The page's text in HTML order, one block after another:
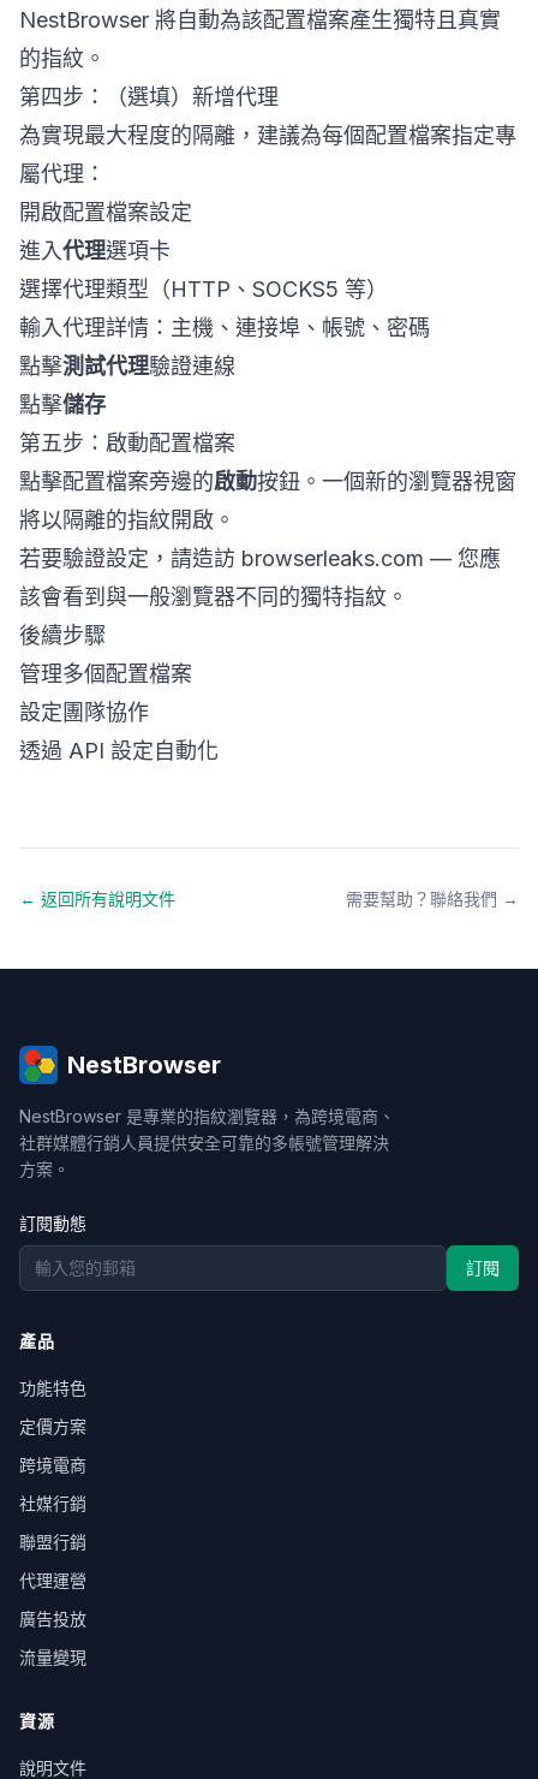
NestBrowser 將自動為該配置檔案產生獨特且真實
的指紋。
第四步：（選填）新增代理
為實現最大程度的隔離，建議為每個配置檔案指定專
屬代理：
開啟配置檔案設定
進入代理選項卡
選擇代理類型（HTTP、SOCKS5 等）
輸入代理詳情：主機、連接埠、帳號、密碼
點擊測試代理驗證連線
點擊儲存
第五步：啟動配置檔案
點擊配置檔案旁邊的啟動按鈕。一個新的瀏覽器視窗
將以隔離的指紋開啟。
若要驗證設定，請造訪 browserleaks.com — 您應
該會看到與一般瀏覽器不同的獨特指紋。
後續步驟
管理多個配置檔案
設定團隊協作
透過 API 設定自動化
← 返回所有說明文件 需要幫助？聯絡我們 →
NestBrowser
NestBrowser 是專業的指紋瀏覽器，為跨境電商、
社群媒體行銷人員提供安全可靠的多帳號管理解決
方案。
訂閱動態
訂閱
產品
功能特色
定價方案
跨境電商
社媒行銷
聯盟行銷
代理運營
廣告投放
流量變現
資源
說明文件